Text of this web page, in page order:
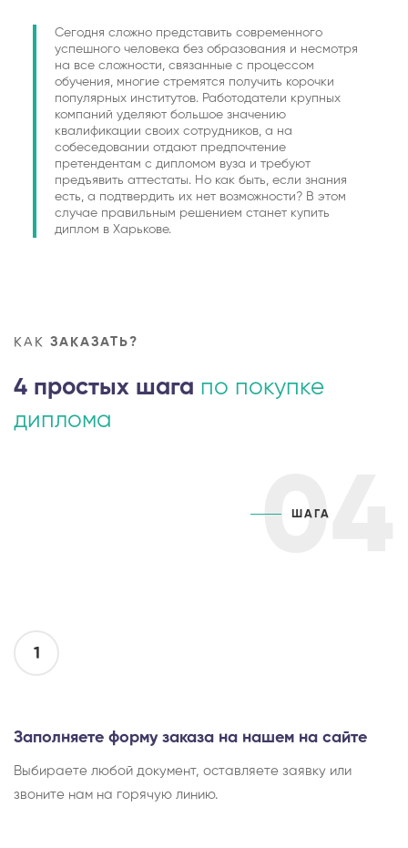
Сегодня сложно представить современного
успешного человека без образования и несмотря
на все сложности, связанные с процессом
обучения, многие стремятся получить корочки
популярных институтов. Работодатели крупных
компаний уделяют большое значению
квалификации своих сотрудников, а на
собеседовании отдают предпочтение
претендентам с дипломом вуза и требуют
предъявить аттестаты. Но как быть, если знания
есть, а подтвердить их нет возможности? В этом
случае правильным решением станет купить
диплом в Харькове.
КАК ЗАКАЗАТЬ?
4 простых шага по покупке
диплома
04
ШАГА
1
Заполняете форму заказа на нашем на сайте
Выбираете любой документ, оставляете заявку или
звоните нам на горячую линию.